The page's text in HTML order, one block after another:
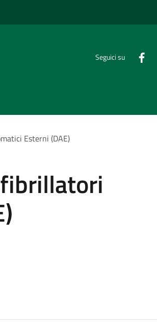
Seguici su
Esterni (DAE)